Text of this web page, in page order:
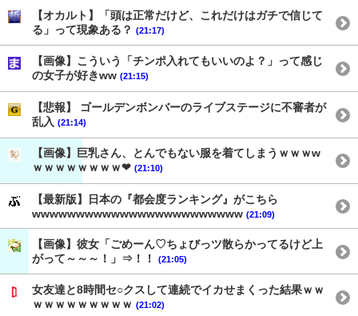
【オカルト】「頭は正常だけど、これだけはガチで信じて
る」って現象ある？ (21:17)
【画像】こういう「チンポ入れてもいいのよ？」って感じ
の女子が好きww (21:15)
【悲報】 ゴールデンボンバーのライブステージに不審者が
乱入 (21:14)
【画像】巨乳さん、とんでもない服を着てしまうｗｗｗw
ｗｗｗｗｗｗｗｗ❤ (21:10)
【最新版】日本の『都会度ランキング』がこちら
wwwwwwwwwwwwwwwwwwwwwwww (21:09)
【画像】彼女「ごめーん♡ちょびっツ散らかってるけど上
がって～～～！」⇒！！
(21:05)
女友達と8時間セ○クスして連続でイカせまくった結果ｗｗ
ｗｗｗｗｗｗｗｗｗ (21:02)